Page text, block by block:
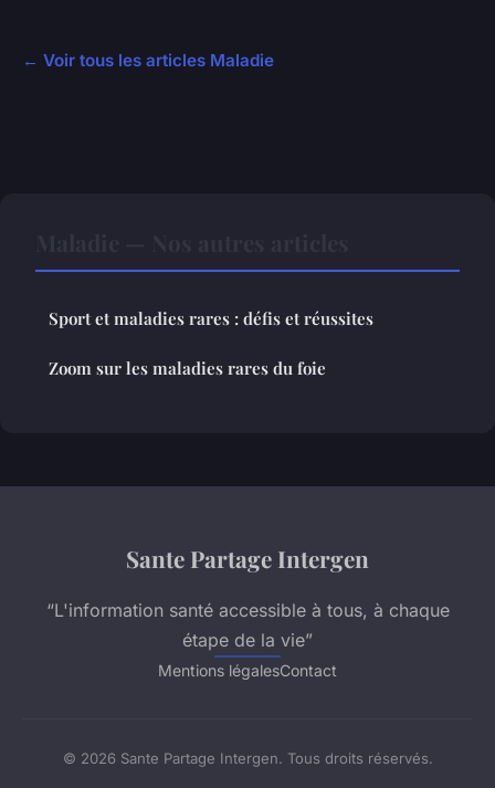
← Voir tous les articles Maladie
Sport et maladies rares : défis et réussites
Zoom sur les maladies rares du foie
Sante Partage Intergen
“L'information santé accessible à tous, à chaque
étape de la vie”
Mentions légalesContact
© 2026 Sante Partage Intergen. Tous droits réservés.